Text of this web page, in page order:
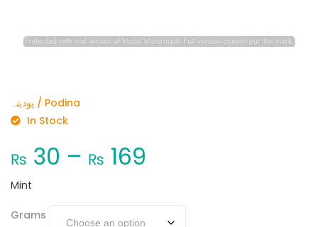
پودینہ / Podina
In Stock
₨ 30 – ₨ 169
Mint
Grams